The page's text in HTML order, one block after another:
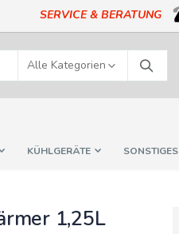
SERVICE & BERATUNG
Suche
KÜHLGERÄTE SONSTIGES
1,25L